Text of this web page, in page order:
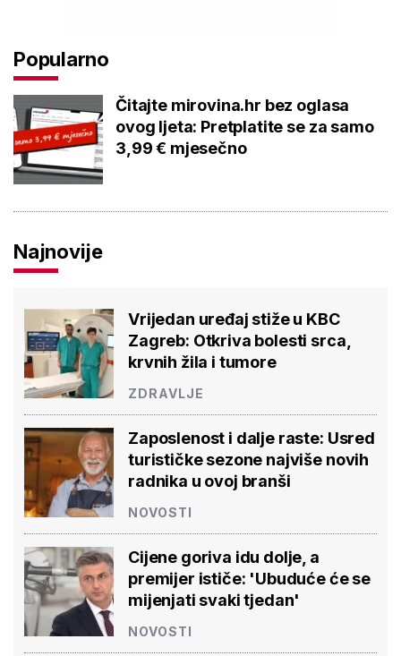
Popularno
Čitajte mirovina.hr bez oglasa
ovog ljeta: Pretplatite se za samo
3,99 € mjesečno
Najnovije
Vrijedan uređaj stiže u KBC
Zagreb: Otkriva bolesti srca,
krvnih žila i tumore
ZDRAVLJE
Zaposlenost i dalje raste: Usred
turističke sezone najviše novih
radnika u ovoj branši
NOVOSTI
Cijene goriva idu dolje, a
premijer ističe: 'Ubuduće će se
mijenjati svaki tjedan'
NOVOSTI